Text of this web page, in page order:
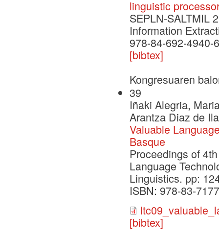
linguistic
SEPLN-SALTMIL
Information
978-84-692-4940-6
[bibtex]
Kongresuaren
39
Iñaki Alegria,
Arantza Diaz de
Valuable
Basque
Proceedings of
Language
Linguistics. pp:
ISBN: 978-83-
[bibtex]